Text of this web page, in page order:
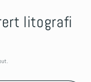
litografi